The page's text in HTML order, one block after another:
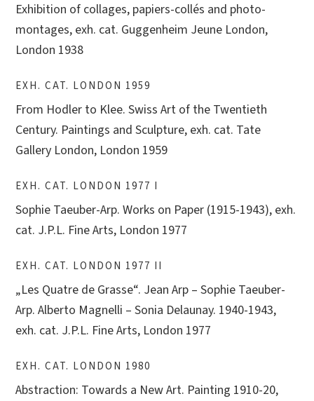
Exhibition of collages, papiers-collés and photo-
montages, exh. cat. Guggenheim Jeune London,
London 1938
EXH. CAT. LONDON 1959
From Hodler to Klee. Swiss Art of the Twentieth
Century. Paintings and Sculpture, exh. cat. Tate
Gallery London, London 1959
EXH. CAT. LONDON 1977 I
Sophie Taeuber-Arp. Works on Paper (1915-1943), exh.
cat. J.P.L. Fine Arts, London 1977
EXH. CAT. LONDON 1977 II
„Les Quatre de Grasse“. Jean Arp – Sophie Taeuber-
Arp. Alberto Magnelli – Sonia Delaunay. 1940-1943,
exh. cat. J.P.L. Fine Arts, London 1977
EXH. CAT. LONDON 1980
Abstraction: Towards a New Art. Painting 1910-20,